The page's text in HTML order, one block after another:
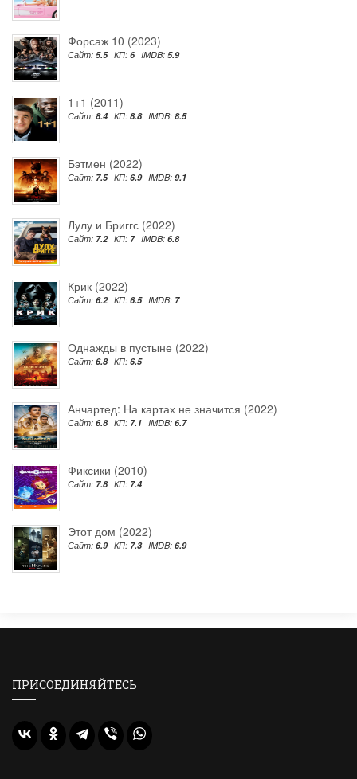
Форсаж 10 (2023)
Сайт: 5.5 КП: 6 IMDB: 5.9
1+1 (2011)
Сайт: 8.4 КП: 8.8 IMDB: 8.5
Бэтмен (2022)
Сайт: 7.5 КП: 6.9 IMDB: 9.1
Лулу и Бриггс (2022)
Сайт: 7.2 КП: 7 IMDB: 6.8
Крик (2022)
Сайт: 6.2 КП: 6.5 IMDB: 7
Однажды в пустыне (2022)
Сайт: 6.8 КП: 6.5
Анчартед: На картах не значится (2022)
Сайт: 6.8 КП: 7.1 IMDB: 6.7
Фиксики (2010)
Сайт: 7.8 КП: 7.4
Этот дом (2022)
Сайт: 6.9 КП: 7.3 IMDB: 6.9
ПРИСОЕДИНЯЙТЕСЬ